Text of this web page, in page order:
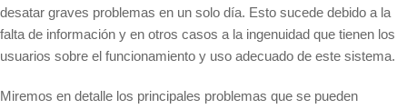
desatar graves problemas en un solo día. Esto sucede debido a la
falta de información y en otros casos a la ingenuidad que tienen los
usuarios sobre el funcionamiento y uso adecuado de este sistema.
Miremos en detalle los principales problemas que se pueden